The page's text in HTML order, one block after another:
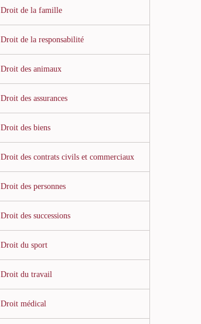
Droit de la famille
Droit de la responsabilité
Droit des animaux
Droit des assurances
Droit des biens
Droit des contrats civils et commerciaux
Droit des personnes
Droit des successions
Droit du sport
Droit du travail
Droit médical